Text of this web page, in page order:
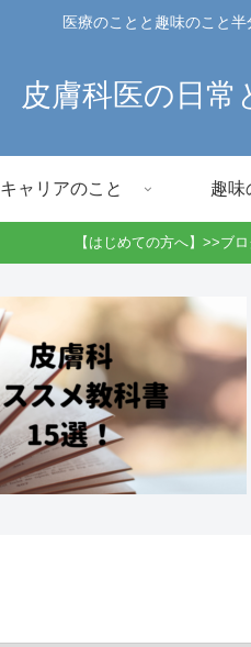
医療のことと趣味のこと半
皮膚科医の日
キャリアのこと 趣味
【はじめての方へ】>>ブ